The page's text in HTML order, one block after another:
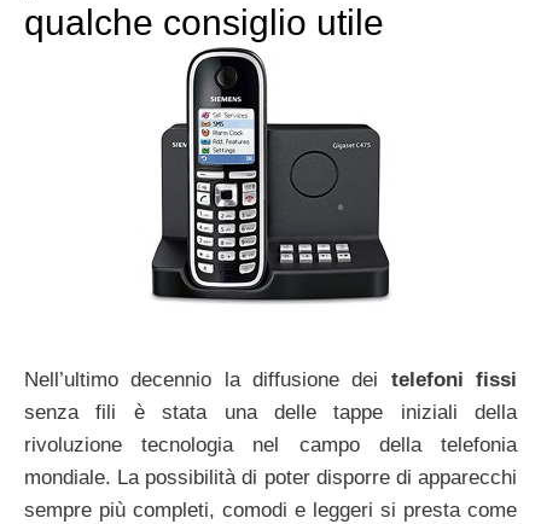
qualche consiglio utile
Nell’ultimo decennio la diffusione dei telefoni fissi
senza fili è stata una delle tappe iniziali della
rivoluzione tecnologia nel campo della telefonia
mondiale. La possibilità di poter disporre di apparecchi
sempre più completi, comodi e leggeri si presta come